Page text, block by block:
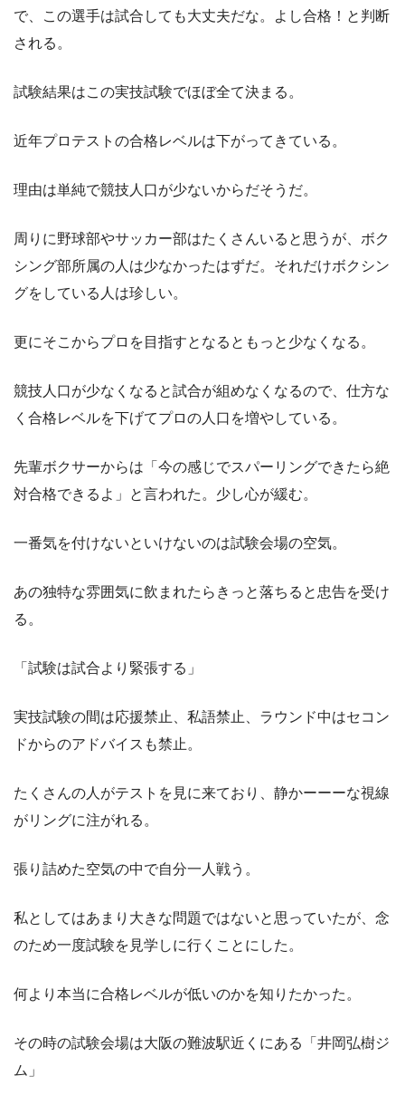
で、この選手は試合しても大丈夫だな。よし合格！と判断
される。
試験結果はこの実技試験でほぼ全て決まる。
近年プロテストの合格レベルは下がってきている。
理由は単純で競技人口が少ないからだそうだ。
周りに野球部やサッカー部はたくさんいると思うが、ボク
シング部所属の人は少なかったはずだ。それだけボクシン
グをしている人は珍しい。
更にそこからプロを目指すとなるともっと少なくなる。
競技人口が少なくなると試合が組めなくなるので、仕方な
く合格レベルを下げてプロの人口を増やしている。
先輩ボクサーからは「今の感じでスパーリングできたら絶
対合格できるよ」と言われた。少し心が緩む。
一番気を付けないといけないのは試験会場の空気。
あの独特な雰囲気に飲まれたらきっと落ちると忠告を受け
る。
「試験は試合より緊張する」
実技試験の間は応援禁止、私語禁止、ラウンド中はセコン
ドからのアドバイスも禁止。
たくさんの人がテストを見に来ており、静かーーーな視線
がリングに注がれる。
張り詰めた空気の中で自分一人戦う。
私としてはあまり大きな問題ではないと思っていたが、念
のため一度試験を見学しに行くことにした。
何より本当に合格レベルが低いのかを知りたかった。
その時の試験会場は大阪の難波駅近くにある「井岡弘樹ジ
ム」